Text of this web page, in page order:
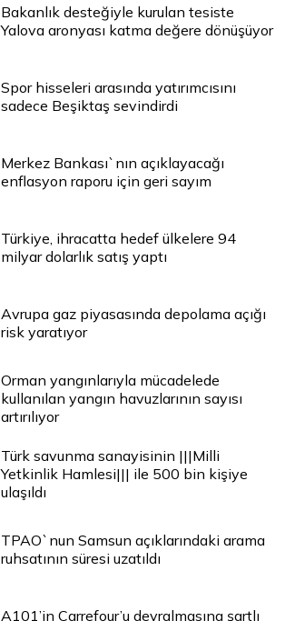
Bakanlık desteğiyle kurulan tesiste
Yalova aronyası katma değere dönüşüyor
Spor hisseleri arasında yatırımcısını
sadece Beşiktaş sevindirdi
Merkez Bankası`nın açıklayacağı
enflasyon raporu için geri sayım
Türkiye, ihracatta hedef ülkelere 94
milyar dolarlık satış yaptı
Avrupa gaz piyasasında depolama açığı
risk yaratıyor
Orman yangınlarıyla mücadelede
kullanılan yangın havuzlarının sayısı
artırılıyor
Türk savunma sanayisinin |||Milli
Yetkinlik Hamlesi||| ile 500 bin kişiye
ulaşıldı
TPAO`nun Samsun açıklarındaki arama
ruhsatının süresi uzatıldı
A101’in Carrefour’u devralmasına şartlı